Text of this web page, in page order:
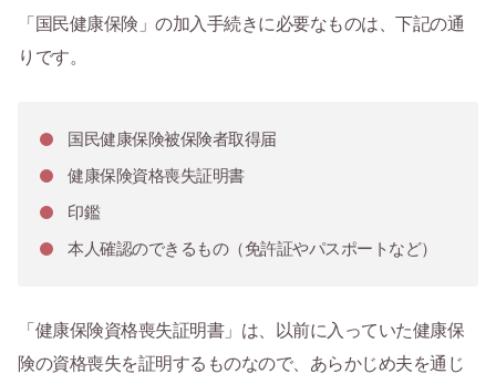
「国民健康保険」の加入手続きに必要なものは、下記の通
りです。
国民健康保険被保険者取得届
健康保険資格喪失証明書
印鑑
本人確認のできるもの（免許証やパスポートなど）
「健康保険資格喪失証明書」は、以前に入っていた健康保
険の資格喪失を証明するものなので、あらかじめ夫を通じ